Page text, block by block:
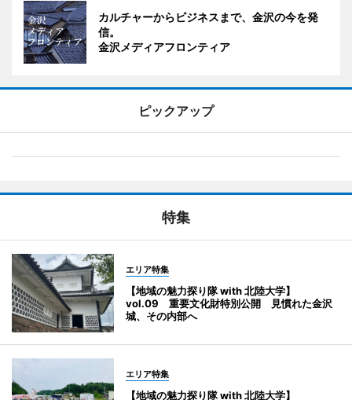
カルチャーからビジネスまで、金沢の今を発
信。
金沢メディアフロンティア
ピックアップ
特集
エリア特集
【地域の魅力探り隊 with 北陸大学】
vol.09 重要文化財特別公開 見慣れた金沢
城、その内部へ
エリア特集
【地域の魅力探り隊 with 北陸大学】